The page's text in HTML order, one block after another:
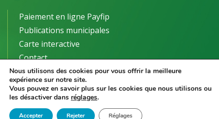
Paiement en ligne Payfip
Publications municipales
Carte interactive
Contact
2021 Le Controis-en-Sologne -Mentions Légales
confidentialité
| Site réalisé et hébergé par
Nous utilisons des cookies pour vous offrir la meilleure
expérience sur notre site.
Vous pouvez en savoir plus sur les cookies que nous utilisons ou
les désactiver dans réglages.
Accepter Rejeter Réglages